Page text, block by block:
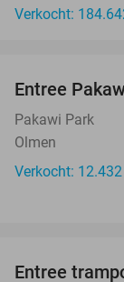
Verkocht:
Entree
Pakawi Park
Olmen
Verkocht: 12.432
Entree